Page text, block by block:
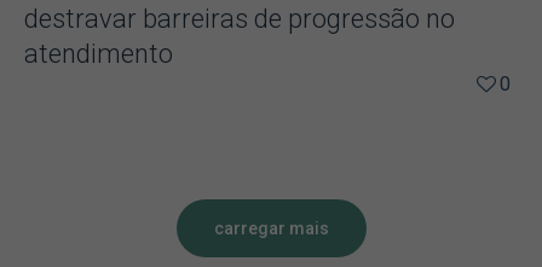
destravar barreiras de progressão no
atendimento
0
carregar mais